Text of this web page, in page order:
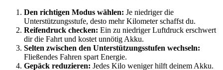
Den richtigen Modus wählen: Je niedriger die
Unterstützungsstufe, desto mehr Kilometer schaffst du.
Reifendruck checken: Ein zu niedriger Luftdruck erschwert
dir die Fahrt und kostet unnötig Akku.
Selten zwischen den Unterstützungsstufen wechseln:
Fließendes Fahren spart Energie.
Gepäck reduzieren: Jedes Kilo weniger hilft deinem Akku.